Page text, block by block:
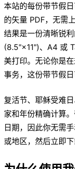
本站的每份带节假
的矢量 PDF，无需
结果是一份清晰锐
(8.5"×11")、A4 或
美打印。无论你是
事务，这份带节假
复活节、耶稣受难
家和年份精确计算
日期，因此你无需
或地区，然后立即下